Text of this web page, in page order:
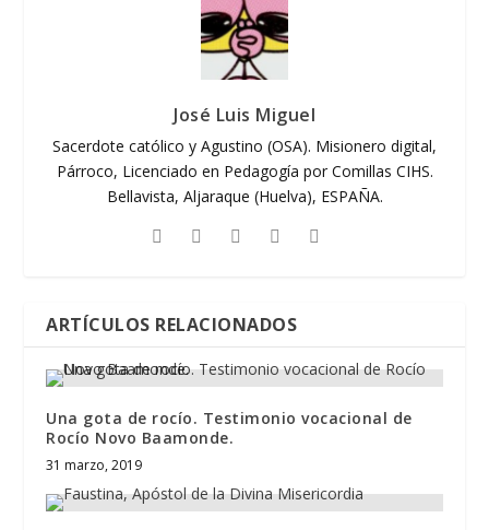
José Luis Miguel
Sacerdote católico y Agustino (OSA). Misionero digital,
Párroco, Licenciado en Pedagogía por Comillas CIHS.
Bellavista, Aljaraque (Huelva), ESPAÑA.
ARTÍCULOS RELACIONADOS
Una gota de rocío. Testimonio vocacional de
Rocío Novo Baamonde.
31 marzo, 2019